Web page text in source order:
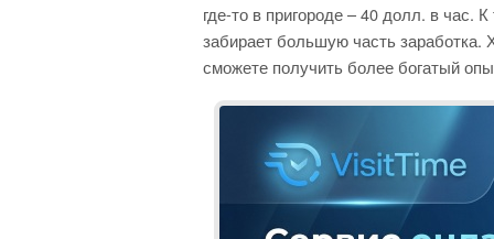
где-то в пригороде – 40 долл. в час.
забирает большую часть заработка.
сможете получить более богатый